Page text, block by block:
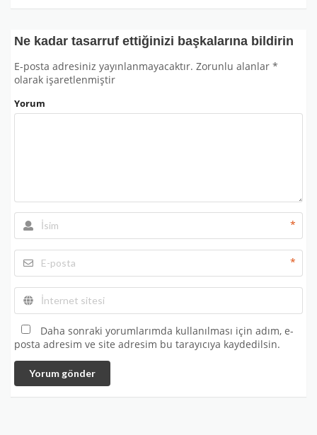
Ne kadar tasarruf ettiğinizi başkalarına bildirin
E-posta adresiniz yayınlanmayacaktır. Zorunlu alanlar *
olarak işaretlenmiştir
Yorum
*
*
Daha sonraki yorumlarımda kullanılması için adım, e-
posta adresim ve site adresim bu tarayıcıya kaydedilsin.
Yorum gönder